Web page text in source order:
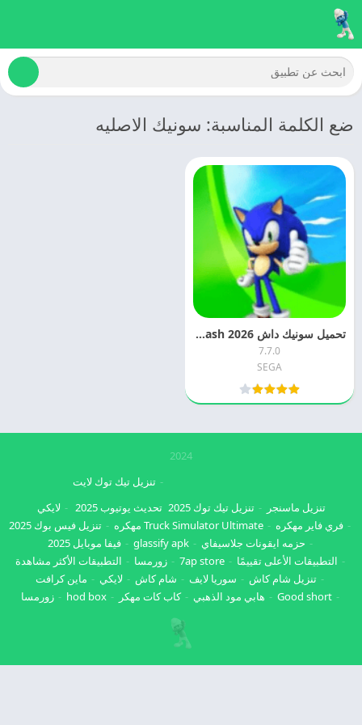
ضع الكلمة المناسبة: سونيك الاصليه
تحميل سونيك داش 2026 Sonic Dash مهكره اخر تحديث
7.7.0
SEGA
2024
تنزيل ماسنجر تنزيل تيك توك 2025
تنزيل تيك توك لايت
تحديث يوتيوب 2025
لايكي
فري فاير مهكره
Truck Simulator Ultimate مهكره
تنزيل فيس بوك 2025
حزمه ايقونات جلاسيفاي
glassify apk
فيفا موبايل 2025
التطبيقات الأعلى تقييمًا
7ap store زورمسا
التطبيقات الأكثر مشاهدة
تنزيل شام كاش
سوريا لايف شام كاش لايكي
ماين كرافت
Good short
هابي مود الذهبي كاب كات مهكر hod box زورمسا